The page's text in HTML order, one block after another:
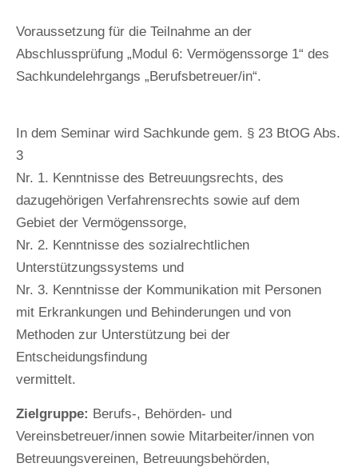
Voraussetzung für die Teilnahme an der
Abschlussprüfung „Modul 6: Vermögenssorge 1“ des
Sachkundelehrgangs „Berufsbetreuer/in“.
In dem Seminar wird Sachkunde gem. § 23 BtOG Abs.
3
Nr. 1. Kenntnisse des Betreuungsrechts, des
dazugehörigen Verfahrensrechts sowie auf dem
Gebiet der Vermögenssorge,
Nr. 2. Kenntnisse des sozialrechtlichen
Unterstützungssystems und
Nr. 3. Kenntnisse der Kommunikation mit Personen
mit Erkrankungen und Behinderungen und von
Methoden zur Unterstützung bei der
Entscheidungsfindung
vermittelt.
Zielgruppe: Berufs-, Behörden- und
Vereinsbetreuer/innen sowie Mitarbeiter/innen von
Betreuungsvereinen, Betreuungsbehörden,